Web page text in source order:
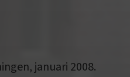
januari 2008.